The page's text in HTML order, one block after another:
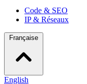
Code & SEO
IP & Réseaux
English